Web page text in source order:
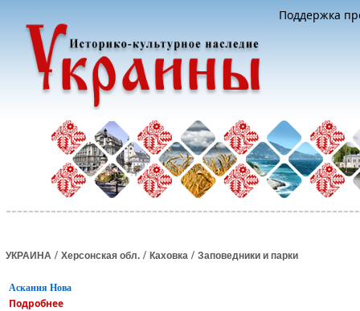
Поддержка
УКРАИНА / Херсонская обл. / Каховка / Заповедники и парки
Аскания Нова
Подробнее